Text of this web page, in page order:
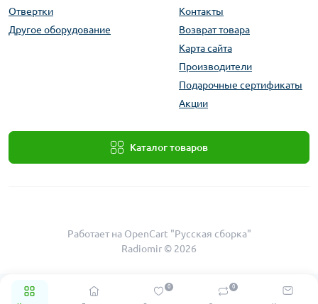
0 0
Отвертки
Другое оборудование
Контакты
Возврат товара
Карта сайта
Производители
Подарочные сертификаты
Акции
Каталог товаров
Работает на OpenCart "Русская сборка"
Radiomir © 2026